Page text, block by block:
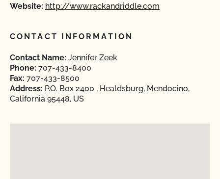
Website: http://www.rackandriddle.com
CONTACT INFORMATION
Contact Name: Jennifer Zeek
Phone: 707-433-8400
Fax: 707-433-8500
Address: P.O. Box 2400 , Healdsburg, Mendocino,
California 95448, US